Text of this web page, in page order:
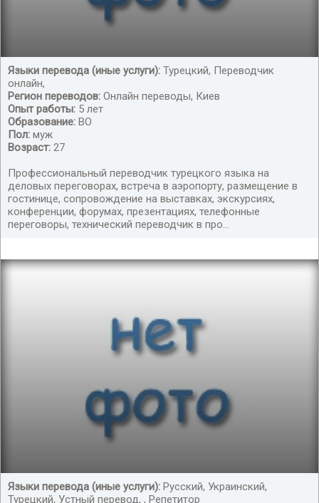
Переводчик турецкого языка
Языки перевода (иные услуги): Турецкий, Переводчик
онлайн,
Регион переводов: Онлайн переводы, Киев
Опыт работы: 5 лет
Образование: ВО
Пол: муж
Возраст: 27
Профессиональный переводчик турецкого языка на
деловых переговорах, встреча в аэропорту, размещение в
гостинице, сопровождение на выставках, экскурсиях,
конференции, форумах, презентациях, телефонные
переговоры, технический переводчик в про...
Языки перевода (иные услуги): Русский, Украинский,
Турецкий, Устный перевод, , Репетитор